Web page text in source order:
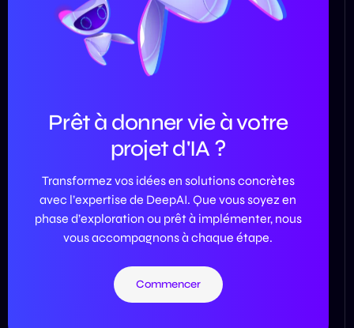
Prêt à donner vie à votre
projet d'IA ?
Transformez vos idées en solutions concrètes
avec l’expertise de DeepAI. Que vous soyez en
phase d’exploration ou prêt à implémenter, nous
vous accompagnons à chaque étape.
Commencer